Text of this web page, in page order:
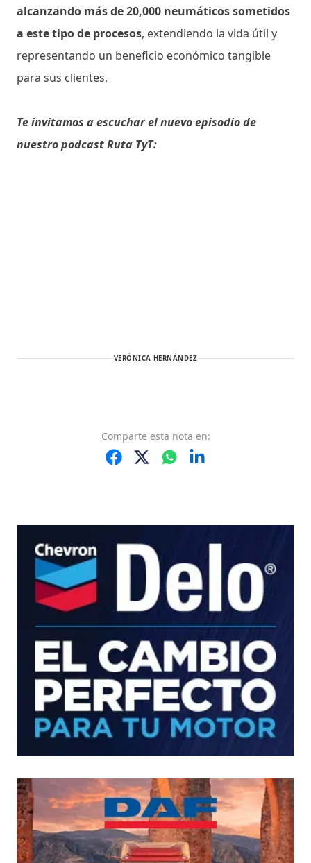
alcanzando más de 20,000 neumáticos sometidos
a este tipo de procesos, extendiendo la vida útil y
representando un beneficio económico tangible
para sus clientes.
Te invitamos a escuchar el nuevo episodio de
nuestro podcast Ruta TyT:
VERÓNICA HERNÁNDEZ
Comparte esta nota en: